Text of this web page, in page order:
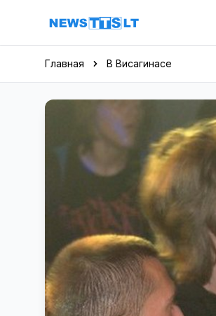
Перейти к содержимому
Главная В Висагинасе